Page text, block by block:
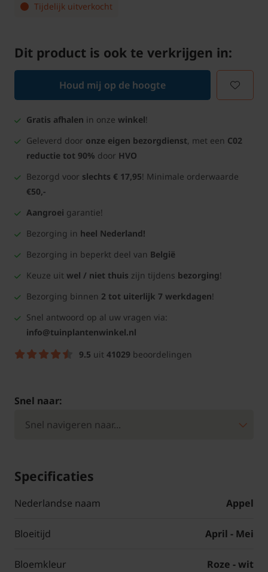
Tijdelijk uitverkocht
Dit product is ook te verkrijgen in:
Houd mij op de hoogte
Gratis afhalen in onze winkel!
Geleverd door onze eigen bezorgdienst, met een C02
reductie tot 90% door HVO
Bezorgd voor slechts € 17,95! Minimale orderwaarde
€50,-
Aangroei garantie!
Bezorging in heel Nederland!
Bezorging in beperkt deel van België
Keuze uit wel / niet thuis zijn tijdens bezorging!
Bezorging binnen 2 tot uiterlijk 7 werkdagen!
Snel antwoord op al uw vragen via:
info@tuinplantenwinkel.nl
9.5 uit 41029 beoordelingen
Snel naar:
Specificaties
Nederlandse naam Appel
Bloeitijd April - Mei
Bloemkleur Roze - wit